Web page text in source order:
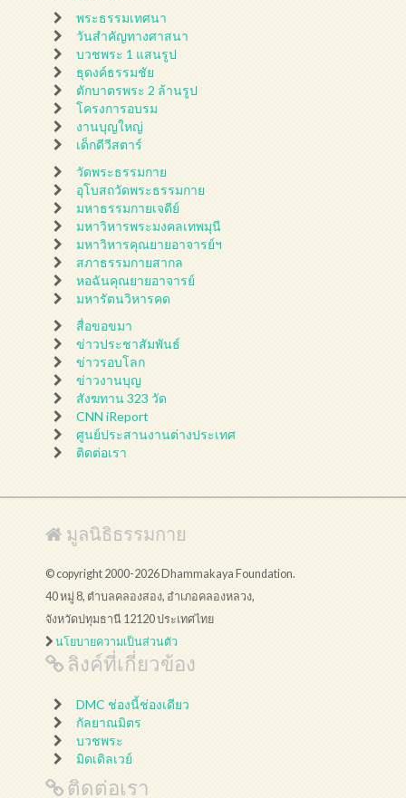
พระธรรมเทศนา
วันสำคัญทางศาสนา
บวชพระ 1 แสนรูป
ธุดงค์ธรรมชัย
ตักบาตรพระ 2 ล้านรูป
โครงการอบรม
งานบุญใหญ่
เด็กดีวีสตาร์
วัดพระธรรมกาย
อุโบสถวัดพระธรรมกาย
มหาธรรมกายเจดีย์
มหาวิหารพระมงคลเทพมุนี
มหาวิหารคุณยายอาจารย์ฯ
สภาธรรมกายสากล
หอฉันคุณยายอาจารย์
มหารัตนวิหารคด
สื่อขอขมา
ข่าวประชาสัมพันธ์
ข่าวรอบโลก
ข่าวงานบุญ
สังฆทาน 323 วัด
CNN iReport
ศูนย์ประสานงานต่างประเทศ
ติดต่อเรา
มูลนิธิธรรมกาย
© copyright 2000-2026 Dhammakaya Foundation.
40 หมู่ 8, ตำบลคลองสอง, อำเภอคลองหลวง,
จังหวัดปทุมธานี 12120 ประเทศไทย
นโยบายความเป็นส่วนตัว
ลิงค์ที่เกี่ยวข้อง
DMC ช่องนี้ช่องเดียว
กัลยาณมิตร
บวชพระ
มิดเดิลเวย์
ติดต่อเรา